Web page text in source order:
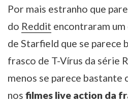
Por mais estranho que
do Reddit encontraram
de Starfield que se parece
frasco de T-Vírus da série
menos se parece bastante
nos filmes live action da